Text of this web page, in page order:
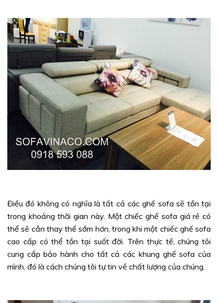
Điều đó không có nghĩa là tất cả các ghế sofa sẽ tồn tại
trong khoảng thời gian này. Một chiếc ghế sofa giá rẻ có
thể sẽ cần thay thế sớm hơn, trong khi một chiếc ghế sofa
cao cấp có thể tồn tại suốt đời. Trên thực tế, chúng tôi
cung cấp bảo hành cho tất cả các khung ghế sofa của
mình, đó là cách chúng tôi tự tin về chất lượng của chúng.